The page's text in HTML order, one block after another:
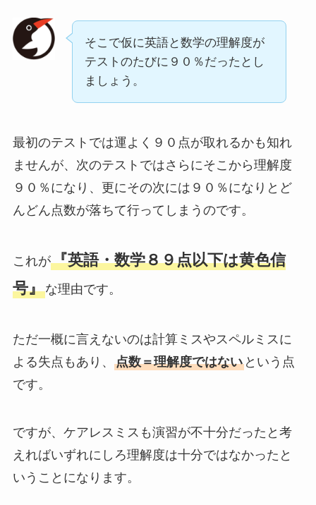
そこで仮に英語と数学の理解度が
テストのたびに９０％だったとし
ましょう。
最初のテストでは運よく９０点が取れるかも知れ
ませんが、次のテストではさらにそこから理解度
９０％になり、更にその次には９０％になりとど
んどん点数が落ちて行ってしまうのです。
これが『英語・数学８９点以下は黄色信
号』な理由です。
ただ一概に言えないのは計算ミスやスペルミスに
よる失点もあり、 点数＝理解度ではないという点
です。
ですが、ケアレスミスも演習が不十分だったと考
えればいずれにしろ理解度は十分ではなかったと
いうことになります。